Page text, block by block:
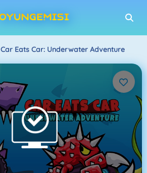
Car Eats Car: Underwater Adventure